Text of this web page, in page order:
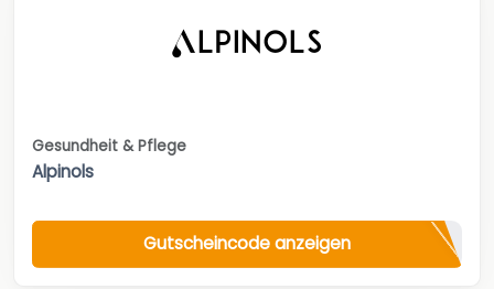
Gesundheit & Pflege
Alpinols
Gutscheincode anzeigen